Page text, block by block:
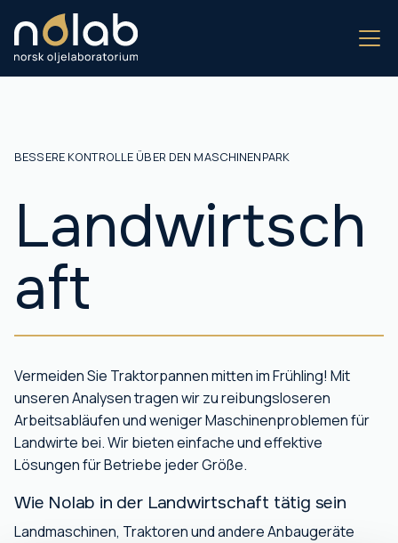
BESSERE KONTROLLE ÜBER DEN MASCHINENPARK
Landwirtsch
aft
Vermeiden Sie Traktorpannen mitten im Frühling! Mit
unseren Analysen tragen wir zu reibungsloseren
Arbeitsabläufen und weniger Maschinenproblemen für
Landwirte bei. Wir bieten einfache und effektive
Lösungen für Betriebe jeder Größe.
Wie Nolab in der Landwirtschaft tätig sein
Landmaschinen, Traktoren und andere Anbaugeräte